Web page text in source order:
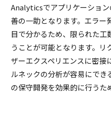
Analyticsでアプリケーショ
善の一助となります。エラー
目で分かるため、限られた
うことが可能となります。リ
ザーエクスペリエンスに密接
ルネックの分析が容易にで
の保守開発を効果的に行うた